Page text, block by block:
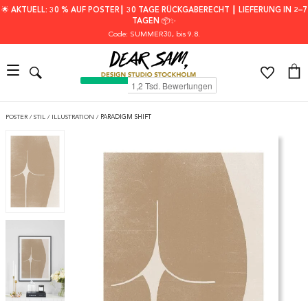
🌟 AKTUELL: 30 % AUF POSTER┃ 30 TAGE RÜCKGABERECHT ┃ LIEFERUNG IN 2–7
TAGEN 📦✨
Code: SUMMER30, bis 9.8.
POSTER / STIL / ILLUSTRATION / PARADIGM SHIFT